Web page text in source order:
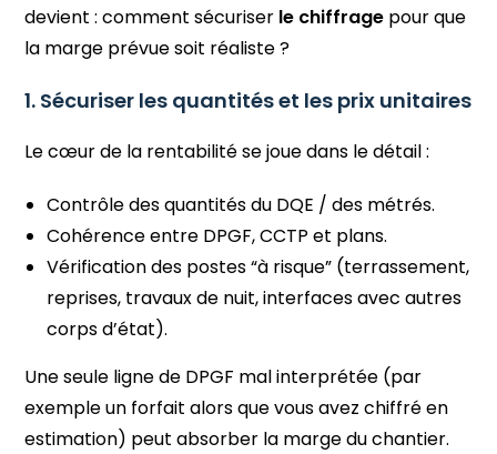
devient : comment sécuriser le chiffrage pour que
la marge prévue soit réaliste ?
1. Sécuriser les quantités et les prix unitaires
Le cœur de la rentabilité se joue dans le détail :
Contrôle des quantités du DQE / des métrés.
Cohérence entre DPGF, CCTP et plans.
Vérification des postes “à risque” (terrassement,
reprises, travaux de nuit, interfaces avec autres
corps d’état).
Une seule ligne de DPGF mal interprétée (par
exemple un forfait alors que vous avez chiffré en
estimation) peut absorber la marge du chantier.